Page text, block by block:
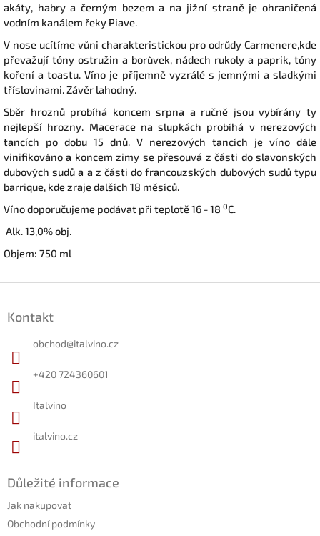
akáty, habry a černým bezem a na jižní straně je ohraničená
vodním kanálem řeky Piave.
V nose ucítíme vůni charakteristickou pro odrůdy Carmenere,kde
převažují tóny ostružin a borůvek, nádech rukoly a paprik, tóny
koření a toastu. Víno je příjemně vyzrálé s jemnými a sladkými
tříslovinami. Závěr lahodný.
Sběr hroznů probíhá koncem srpna a ručně jsou vybírány ty
nejlepší hrozny. Macerace na slupkách probíhá v nerezových
tancích po dobu 15 dnů. V nerezových tancích je víno dále
vinifikováno a koncem zimy se přesouvá z části do slavonských
dubových sudů a a z části do francouzských dubových sudů typu
barrique, kde zraje dalších 18 měsíců.
Víno doporučujeme podávat při teplotě 16 - 18 0C.
Alk. 13,0% obj.
Objem: 750 ml
Kontakt
obchod@italvino.cz
+420 724360601
Italvino
italvino.cz
Důležité informace
Jak nakupovat
Obchodní podmínky